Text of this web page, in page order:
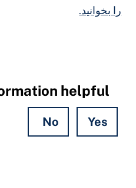
را بخوانید.
helpful?
Yes
No